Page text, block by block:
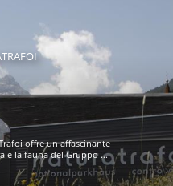
offre un affascinante
e la fauna del Gruppo ...